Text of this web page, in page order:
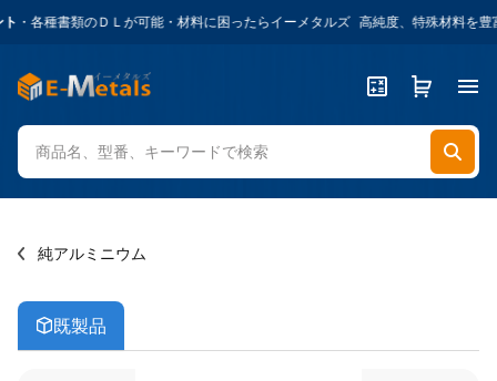
・各種書類のＤＬが可能・材料に困ったらイーメタルズ 高純度、特殊材料を豊
純アルミニウム
既製品